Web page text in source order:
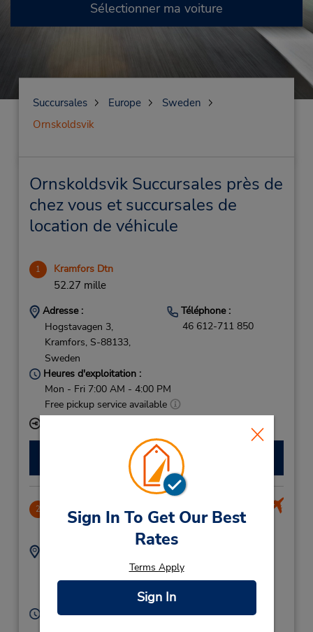
Sign In To Get Our Best
Rates
Terms Apply
Sign In
Sélectionner ma voiture
Succursales Europe
Sweden
Ornskoldsvik
Ornskoldsvik Succursales près de
chez vous et succursales de
location de véhicule
1 Kramfors Dtn
52.27 mille
Adresse :
Hogstavagen 3,
Kramfors, S-88133,
Sweden
Téléphone :
46 612-711 850
Heures d'exploitation :
Mon - Fri 7:00 AM - 4:00 PM
Free pickup service available
Faire une réservation
2 Hoga Kusten Airport
56.24 mille
Adresse :
Hoga Kusten Airport,
Kramfors, 87225,
010-0620 13530
Heures d'exploitation :